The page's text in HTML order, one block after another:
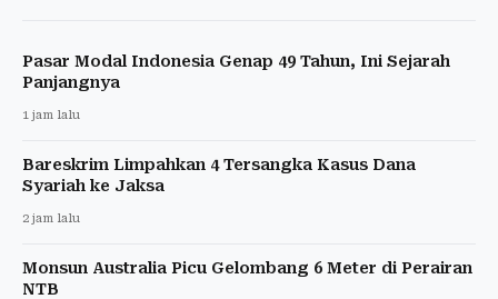
Pasar Modal Indonesia Genap 49 Tahun, Ini Sejarah
Panjangnya
1 jam lalu
Bareskrim Limpahkan 4 Tersangka Kasus Dana
Syariah ke Jaksa
2 jam lalu
Monsun Australia Picu Gelombang 6 Meter di Perairan
NTB